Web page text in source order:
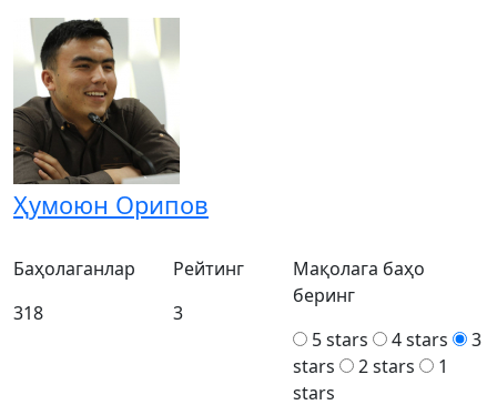
Ҳумоюн Орипов
Баҳолаганлар
318
Рейтинг
3
Мақолага баҳо
беринг
5 stars
4 stars
3
stars
2 stars
1
stars